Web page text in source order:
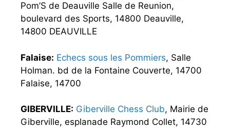
Pom’S de Deauville Salle de Reunion,
boulevard des Sports, 14800 Deauville,
14800 DEAUVILLE
Falaise: Echecs sous les Pommiers, Salle
Holman. bd de la Fontaine Couverte, 14700
Falaise, 14700
GIBERVILLE: Giberville Chess Club, Mairie de
Giberville, esplanade Raymond Collet, 14730